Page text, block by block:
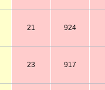
21 924
23 917